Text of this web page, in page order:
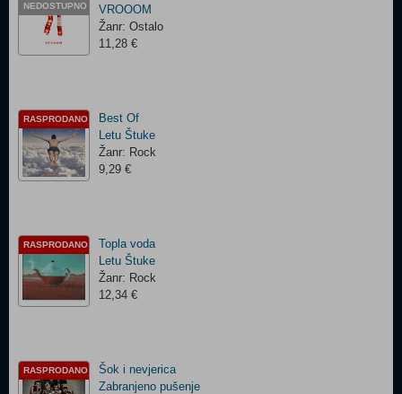
NEDOSTUPNO
VROOOM
Žanr: Ostalo
11,28 €
RASPRODANO
Best Of
Letu Štuke
Žanr: Rock
9,29 €
RASPRODANO
Topla voda
Letu Štuke
Žanr: Rock
12,34 €
RASPRODANO
Šok i nevjerica
Zabranjeno pušenje